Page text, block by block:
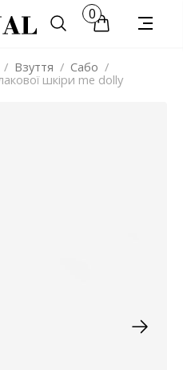
0
/ Взуття / Сабо /
шкіри me dolly